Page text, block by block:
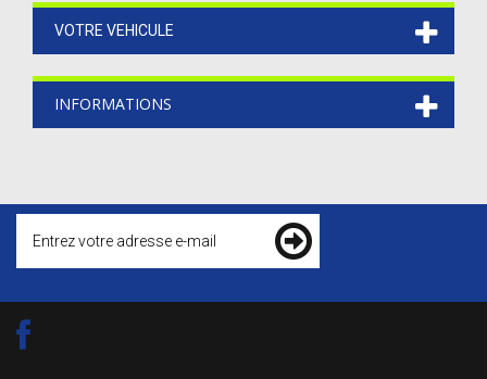
VOTRE VEHICULE
INFORMATIONS